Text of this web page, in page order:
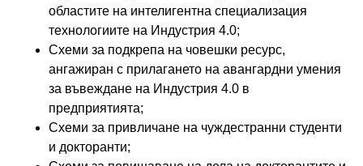
областите на интелигентна специализация
технологиите на Индустрия 4.0;
Схеми за подкрепа на човешки ресурс,
ангажиран с прилагането на авангардни умения
за въвеждане на Индустрия 4.0 в
предприятията;
Схеми за привличане на чуждестранни студенти
и докторанти;